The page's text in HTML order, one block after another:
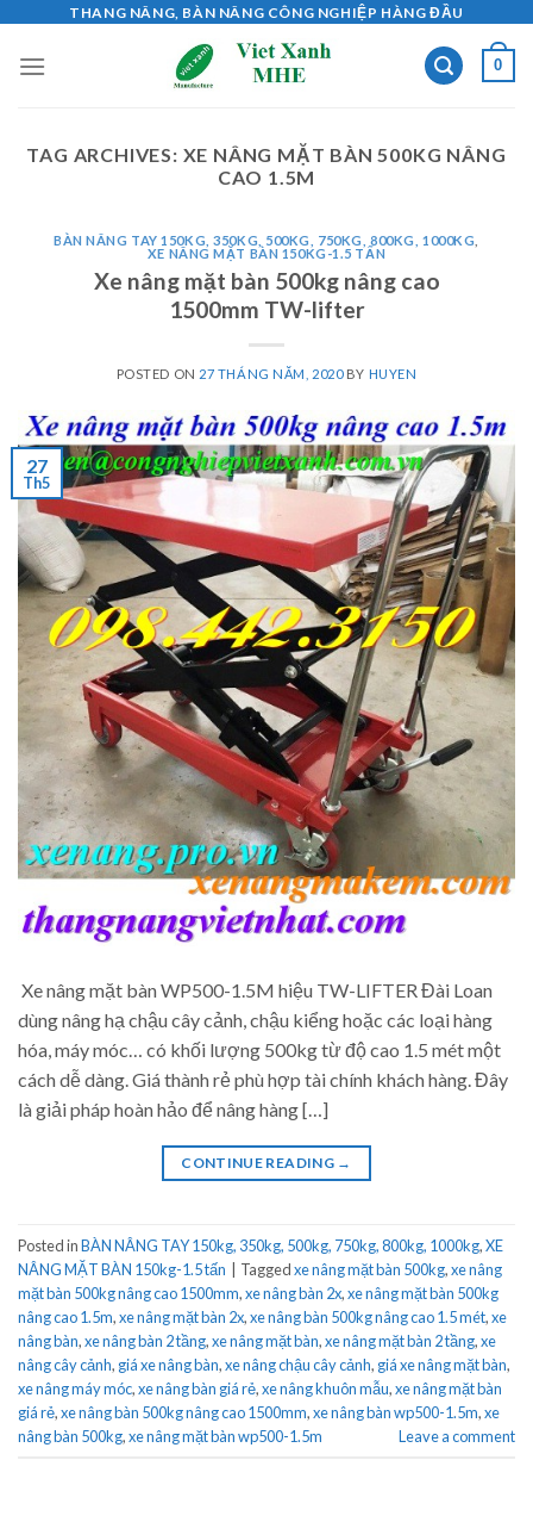
content
THANG NÂNG, BÀN NÂNG CÔNG NGHIỆP HÀNG ĐẦU
0
TAG ARCHIVES: XE NÂNG MẶT BÀN 500KG NÂNG
CAO 1.5M
BÀN NÂNG TAY 150KG, 350KG, 500KG, 750KG, 800KG, 1000KG
XE NÂNG MẶT BÀN 150KG-1.5 TẤN
Xe nâng mặt bàn 500kg nâng cao
1500mm TW-lifter
POSTED ON 27 THÁNG NĂM, 2020BY HUYEN
27
Th5
Xe nâng mặt bàn WP500-1.5M hiệu TW-LIFTER Đài Loan
dùng nâng hạ chậu cây cảnh, chậu kiểng hoặc các loại hàng
hóa, máy móc… có khối lượng 500kg từ độ cao 1.5 mét một
cách dễ dàng. Giá thành rẻ phù hợp tài chính khách hàng. Đây
là giải pháp hoàn hảo để nâng hàng […]
CONTINUE READING →
Posted inBÀN NÂNG TAY 150kg, 350kg, 500kg, 750kg, 800kg, 1000kg,XE
NÂNG MẶT BÀN 150kg-1.5 tấn
Taggedxe nâng mặt bàn 500kg,xe nâng
mặt bàn 500kg nâng cao 1500mm,xe nâng bàn 2x,xe nâng mặt bàn 500kg
nâng cao 1.5m,xe nâng mặt bàn 2x,xe nâng bàn 500kg nâng cao 1.5 mét,xe
nâng bàn,xe nâng bàn 2 tầng,xe nâng mặt bàn,xe nâng mặt bàn 2 tầng,xe
nâng cây cảnh, giá xe nâng bàn,xe nâng chậu cây cảnh, giá xe nâng mặt bàn,
xe nâng máy móc,xe nâng bàn giá rẻ,xe nâng khuôn mẫu,xe nâng mặt bàn
giá rẻ,xe nâng bàn 500kg nâng cao 1500mm,xe nâng bàn wp500-1.5m,xe
nâng bàn 500kg,xe nâng mặt bàn wp500-1.5m Leave a comment